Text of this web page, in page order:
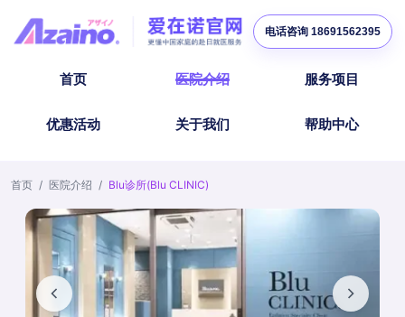
首页 医院介绍 服务项目
优惠活动 关于我们 帮助中心
电话咨询 18691562395
首页 / 医院介绍 / Blu诊所(Blu CLINIC)